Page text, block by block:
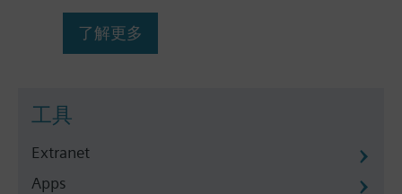
了解更多
工具
Extranet
Apps